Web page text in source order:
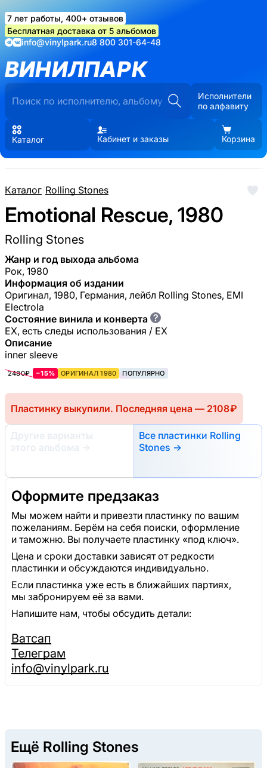
7 лет работы, 400+ отзывов
Бесплатная доставка от 5 альбомов
info@vinylpark.ru8 800 301-64-48
ВИНИЛПАРК
Исполнители
по алфавиту
Каталог Кабинет и заказы Корзина
Каталог/Rolling Stones
Emotional Rescue, 1980
Rolling Stones
Жанр и год выхода альбома
Рок, 1980
Информация об издании
Оригинал, 1980, Германия, лейбл Rolling Stones, EMI
Electrola
Состояние винила и конверта ?
EX, есть следы использования / EX
Описание
inner sleeve
2480₽ −15% ОРИГИНАЛ 1980 ПОПУЛЯРНО
Пластинку выкупили. Последняя цена — 2108 ₽
Другие варианты
этого альбома
→
Все пластинки Rolling
Stones →
Оформите предзаказ
Мы можем найти и привезти пластинку по вашим
пожеланиям. Берём на себя поиски, оформление
и таможню. Вы получаете пластинку «под ключ».
Цена и сроки доставки зависят от редкости
пластинки и обсуждаются индивидуально.
Если пластинка уже есть в ближайших партиях,
мы забронируем её за вами.
Напишите нам, чтобы обсудить детали:
Ватсап
Телеграм
info@vinylpark.ru
Ещё Rolling Stones